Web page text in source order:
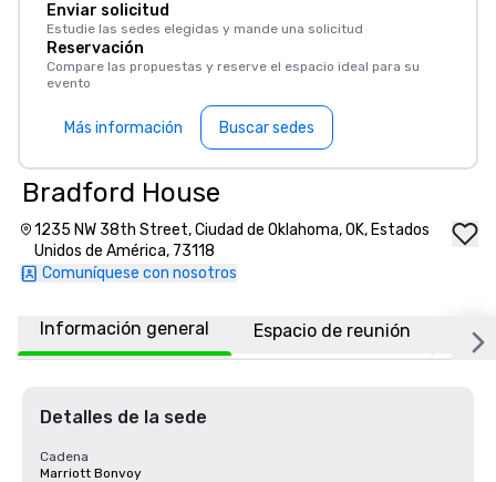
Enviar solicitud
Estudie las sedes elegidas y mande una solicitud
Reservación
Compare las propuestas y reserve el espacio ideal para su
evento
Más información Buscar sedes
Bradford House
1235 NW 38th Street, Ciudad de Oklahoma, OK, Estados
Unidos de América, 73118
Comuníquese con nosotros
Información general Espacio de reunión
Detalles de la sede
Cadena
Marriott Bonvoy